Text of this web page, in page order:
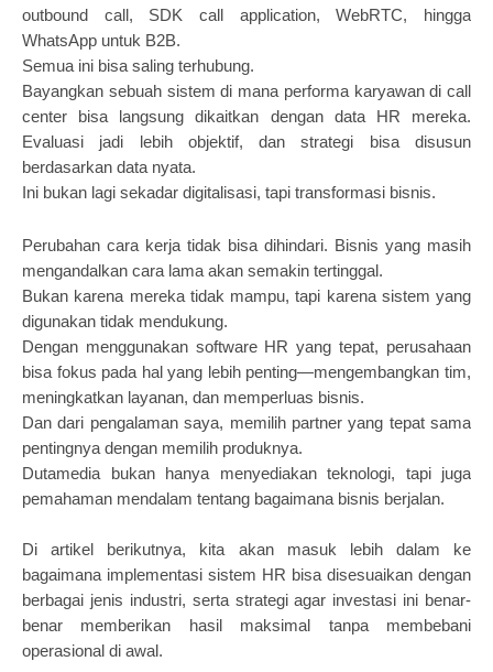
outbound call, SDK call application, WebRTC, hingga
WhatsApp untuk B2B.
Semua ini bisa saling terhubung.
Bayangkan sebuah sistem di mana performa karyawan di call
center bisa langsung dikaitkan dengan data HR mereka.
Evaluasi jadi lebih objektif, dan strategi bisa disusun
berdasarkan data nyata.
Ini bukan lagi sekadar digitalisasi, tapi transformasi bisnis.
Perubahan cara kerja tidak bisa dihindari. Bisnis yang masih
mengandalkan cara lama akan semakin tertinggal.
Bukan karena mereka tidak mampu, tapi karena sistem yang
digunakan tidak mendukung.
Dengan menggunakan software HR yang tepat, perusahaan
bisa fokus pada hal yang lebih penting—mengembangkan tim,
meningkatkan layanan, dan memperluas bisnis.
Dan dari pengalaman saya, memilih partner yang tepat sama
pentingnya dengan memilih produknya.
Dutamedia bukan hanya menyediakan teknologi, tapi juga
pemahaman mendalam tentang bagaimana bisnis berjalan.
Di artikel berikutnya, kita akan masuk lebih dalam ke
bagaimana implementasi sistem HR bisa disesuaikan dengan
berbagai jenis industri, serta strategi agar investasi ini benar-
benar memberikan hasil maksimal tanpa membebani
operasional di awal.